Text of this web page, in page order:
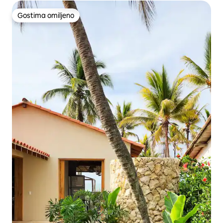
Gostima omiljeno
Gostima omiljeno